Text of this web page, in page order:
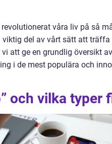
våra liv på så
del av vårt sätt att
att ge en grundlig översikt
i de mest populära och
och vilka typer